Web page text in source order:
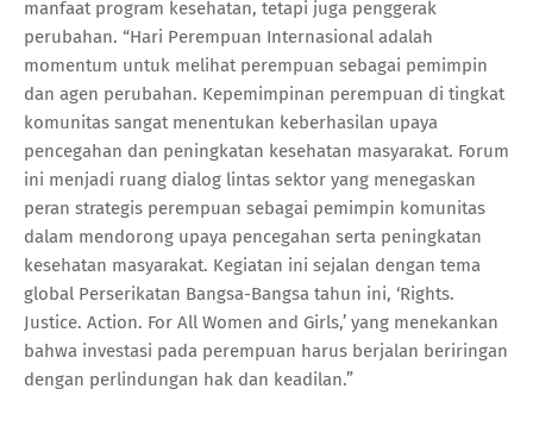
manfaat program kesehatan, tetapi juga penggerak
perubahan. “Hari Perempuan Internasional adalah
momentum untuk melihat perempuan sebagai pemimpin
dan agen perubahan. Kepemimpinan perempuan di tingkat
komunitas sangat menentukan keberhasilan upaya
pencegahan dan peningkatan kesehatan masyarakat. Forum
ini menjadi ruang dialog lintas sektor yang menegaskan
peran strategis perempuan sebagai pemimpin komunitas
dalam mendorong upaya pencegahan serta peningkatan
kesehatan masyarakat. Kegiatan ini sejalan dengan tema
global Perserikatan Bangsa-Bangsa tahun ini, ‘Rights.
Justice. Action. For All Women and Girls,’ yang menekankan
bahwa investasi pada perempuan harus berjalan beriringan
dengan perlindungan hak dan keadilan.”